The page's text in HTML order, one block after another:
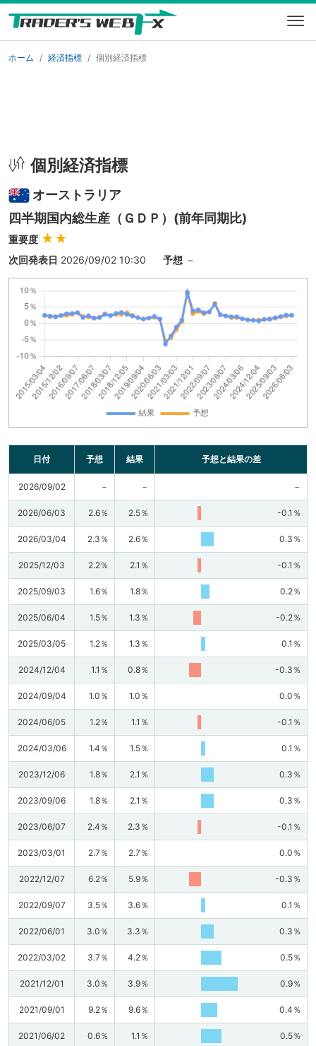
ホーム 経済指標 個別経済指標
個別経済指標
オーストラリア
四半期国内総生産（ＧＤＰ）(前年同期比)
重要度 ★★
次回発表日 2026/09/02 10:30 予想 －
日付 予想 結果 予想と結果の差
2026/09/02 － － －
2026/06/03 2.6％ 2.5％ -0.1％
2026/03/04 2.3％ 2.6％ 0.3％
2025/12/03 2.2％ 2.1％ -0.1％
2025/09/03 1.6％ 1.8％ 0.2％
2025/06/04 1.5％ 1.3％ -0.2％
2025/03/05 1.2％ 1.3％ 0.1％
2024/12/04 1.1％ 0.8％ -0.3％
2024/09/04 1.0％ 1.0％ 0.0％
2024/06/05 1.2％ 1.1％ -0.1％
2024/03/06 1.4％ 1.5％ 0.1％
2023/12/06 1.8％ 2.1％ 0.3％
2023/09/06 1.8％ 2.1％ 0.3％
2023/06/07 2.4％ 2.3％ -0.1％
2023/03/01 2.7％ 2.7％ 0.0％
2022/12/07 6.2％ 5.9％ -0.3％
2022/09/07 3.5％ 3.6％ 0.1％
2022/06/01 3.0％ 3.3％ 0.3％
2022/03/02 3.7％ 4.2％ 0.5％
2021/12/01 3.0％ 3.9％ 0.9％
2021/09/01 9.2％ 9.6％ 0.4％
2021/06/02 0.6％ 1.1％ 0.5％